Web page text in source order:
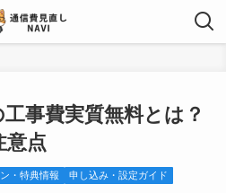
事費実質無料とは？
意点
・特典情報 申し込み・設定ガイド